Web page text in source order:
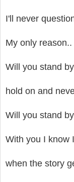
I'll never
My only reason..
Will you stand
hold on and
Will you stand
With you I know
when the story